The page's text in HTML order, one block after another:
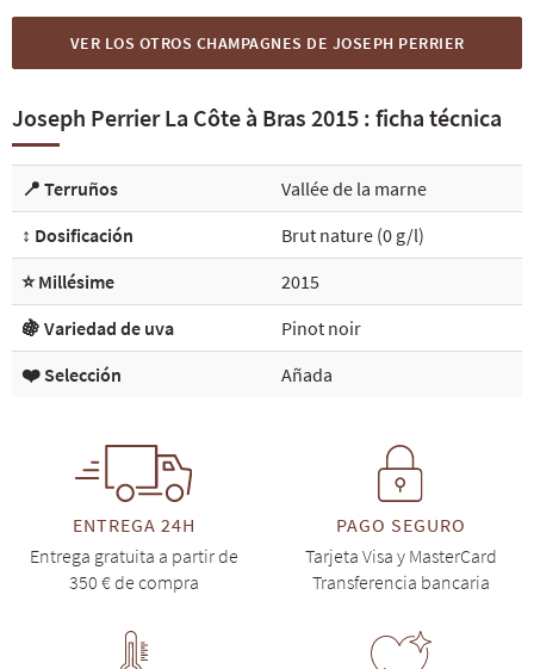
VER LOS OTROS CHAMPAGNES DE JOSEPH PERRIER
Joseph Perrier La Côte à Bras 2015 : ficha técnica
📍 Terruños
Vallée de la marne
↕️ Dosificación
Brut nature (0 g/l)
⭐ Millésime
2015
🍇 Variedad de uva
Pinot noir
❤️ Selección
Añada
ENTREGA 24H
Entrega gratuita a partir de
350 € de compra
PAGO SEGURO
Tarjeta Visa y MasterCard
Transferencia bancaria